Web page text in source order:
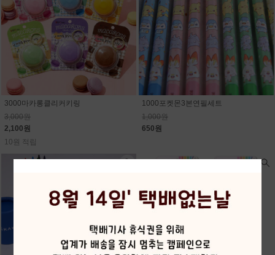
3000마카롱클리커키링
3,000원
2,100원
10원 적립
1000포켓몬3본연필세트
1,000원
650원